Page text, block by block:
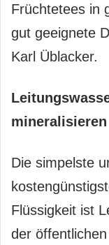
Früchtetees in
gut geeignete
Karl Üblacker.
mineralisieren
Die simpelste
Flüssigkeit ist
der